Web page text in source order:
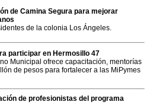
de Camina Segura para mejorar
de la colonia Los Ángeles.
participar en Hermosillo 47
Municipal ofrece capacitación, mentorías
de pesos para fortalecer a las MiPymes
de profesionistas del programa